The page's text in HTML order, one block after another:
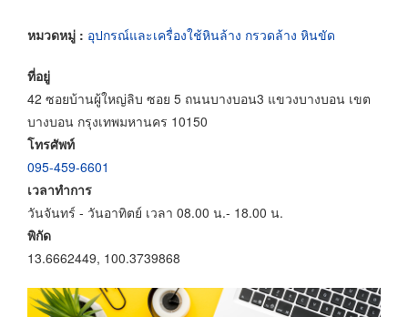
หมวดหมู่ : อุปกรณ์และเครื่องใช้หินล้าง กรวดล้าง หินขัด
ที่อยู่
42 ซอยบ้านผู้ใหญ่ลิบ ซอย 5 ถนนบางบอน3 แขวงบางบอน เขต
บางบอน กรุงเทพมหานคร 10150
โทรศัพท์
095-459-6601
เวลาทำการ
วันจันทร์ - วันอาทิตย์ เวลา 08.00 น.- 18.00 น.
พิกัด
13.6662449, 100.3739868